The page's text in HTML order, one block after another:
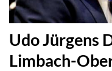
Udo Jürgens
Limbach-